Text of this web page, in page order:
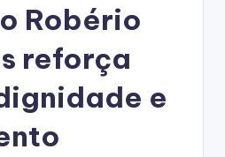
Robério
reforça
e